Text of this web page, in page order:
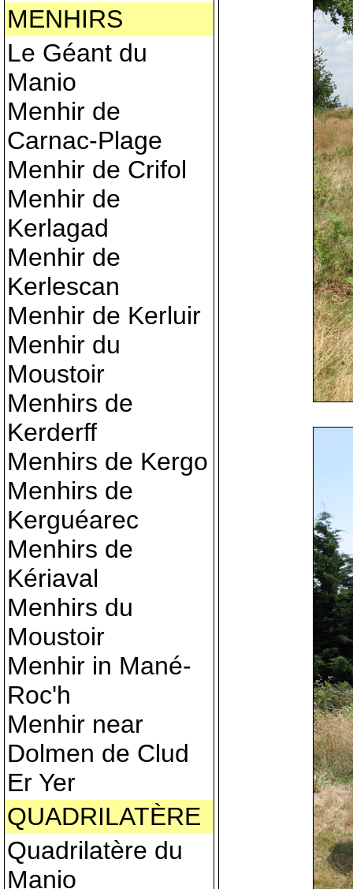
MENHIRS
Le Géant du
Manio
Menhir de
Carnac-Plage
Menhir de Crifol
Menhir de
Kerlagad
Menhir de
Kerlescan
Menhir de Kerluir
Menhir du
Moustoir
Menhirs de
Kerderff
Menhirs de Kergo
Menhirs de
Kerguéarec
Menhirs de
Kériaval
Menhirs du
Moustoir
Menhir in Mané-
Roc'h
Menhir near
Dolmen de Clud
Er Yer
QUADRILATÈRE
Quadrilatère du
Manio